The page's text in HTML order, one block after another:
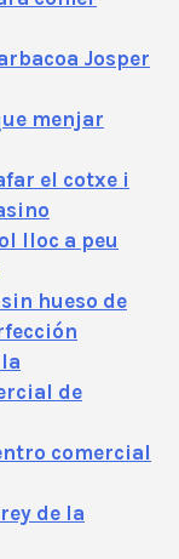
Josper
menjar
el cotxe i
lloc a peu
hueso de
de
comercial
de la